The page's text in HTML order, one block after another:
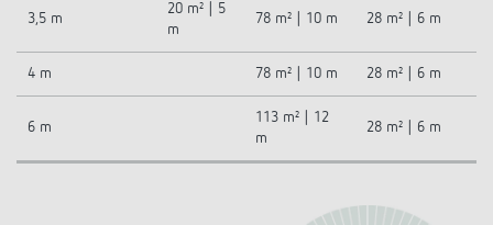
3,5 m
20 m² | 5
m
78 m² | 10 m 28 m² | 6 m
4 m 78 m² | 10 m 28 m² | 6 m
6 m
113 m² | 12
m
28 m² | 6 m